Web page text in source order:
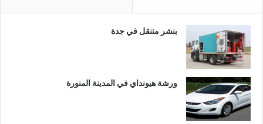
بنشر متنقل في جدة
ورشة هيونداي في المدينة المنورة